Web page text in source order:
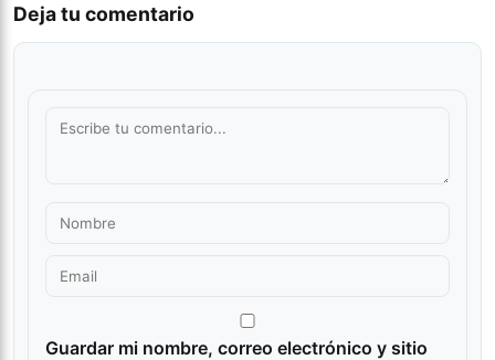
Deja tu comentario
Guardar mi nombre, correo electrónico y sitio